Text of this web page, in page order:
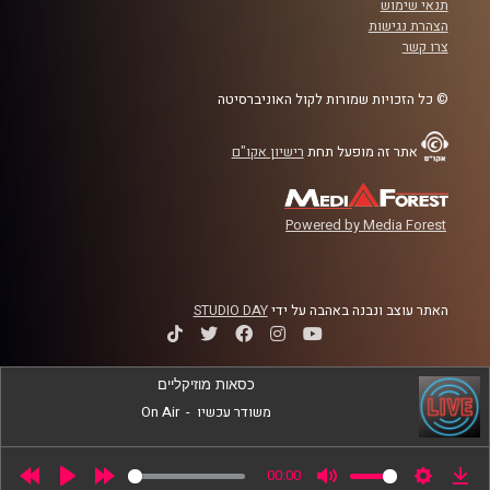
החומרים והאמצעים שבעזרתם ניתן לממש את
האיומים הללו? ואיך האסון שהתקיים בצ'רנוביל
כל זאת ועוד בשעה המרתקת יחד עם ד"ר אלי
כרמון, מומחה לטרור בלתי קונבנציונאלי
מביה"ס לאודר לממשל
תנאי שימוש
הצהרת נגישות
צרו קשר
© כל הזכויות שמורות לקול האוניברסיטה
אתר זה מופעל תחת רישיון אקו"ם
Powered by Media Forest
האתר עוצב ונבנה באהבה על ידיSTUDIO DAY
00:00
כסאות מוזיקליים
משודר עכשיו -
On Air